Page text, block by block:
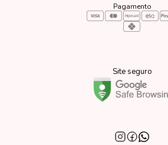
Pagamento
Site seguro